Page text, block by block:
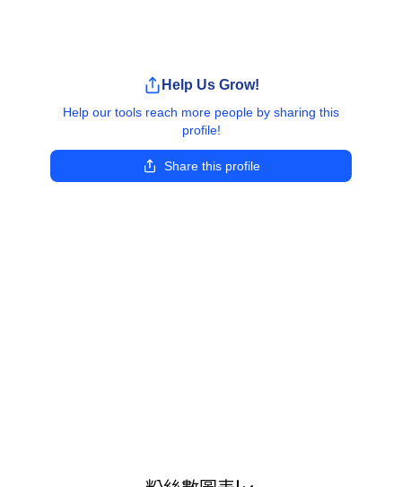
Help Us Grow!
Help our tools reach more people by sharing this
profile!
Share this profile